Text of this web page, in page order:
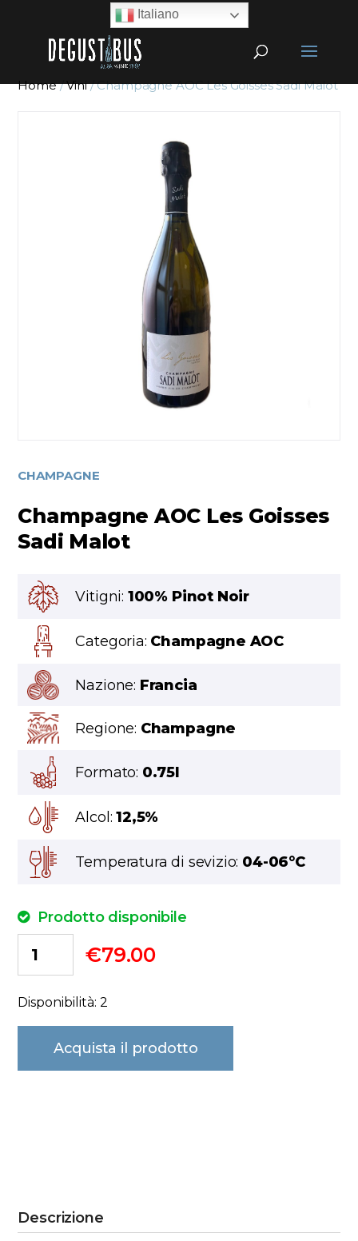
Home/Vini/ Champagne AOC Les Goisses Sadi Malot
CHAMPAGNE
Champagne AOC Les Goisses
Sadi Malot
Vitigni: 100% Pinot Noir
Categoria: Champagne AOC
Nazione: Francia
Regione: Champagne
Formato: 0.75l
Alcol:12,5%
Temperatura di sevizio: 04-06°C
Prodotto disponibile
€79.00
Disponibilità: 2
Acquista il prodotto
Descrizione
Italiano